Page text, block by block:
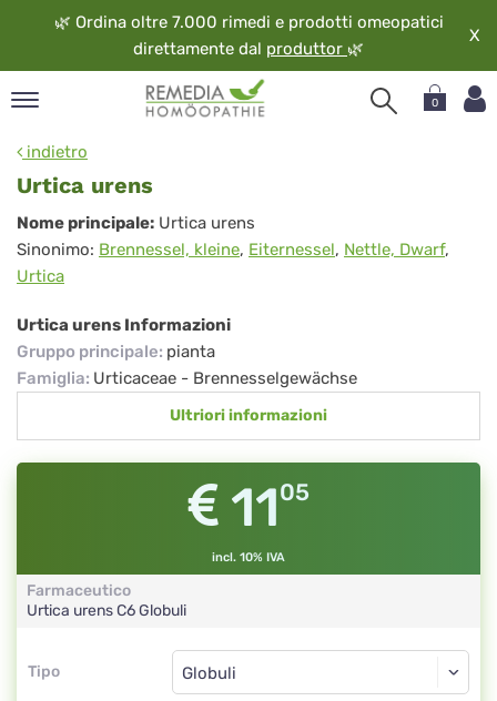
🌿 Ordina oltre 7.000 rimedi e prodotti omeopatici
direttamente dal produttor 🌿
X
0
indietro
Urtica urens
Urtica
urens
Nome principale: Urtica urens
Sinonimo: Brennessel, kleine, Eiternessel, Nettle, Dwarf,
Urtica
Urtica urens Informazioni
Gruppo principale: pianta
Famiglia: Urticaceae - Brennesselgewächse
Ultriori informazioni
1105
incl. 10% IVA
Farmaceutico
Urtica urensC6Globuli
Tipo
Tipo